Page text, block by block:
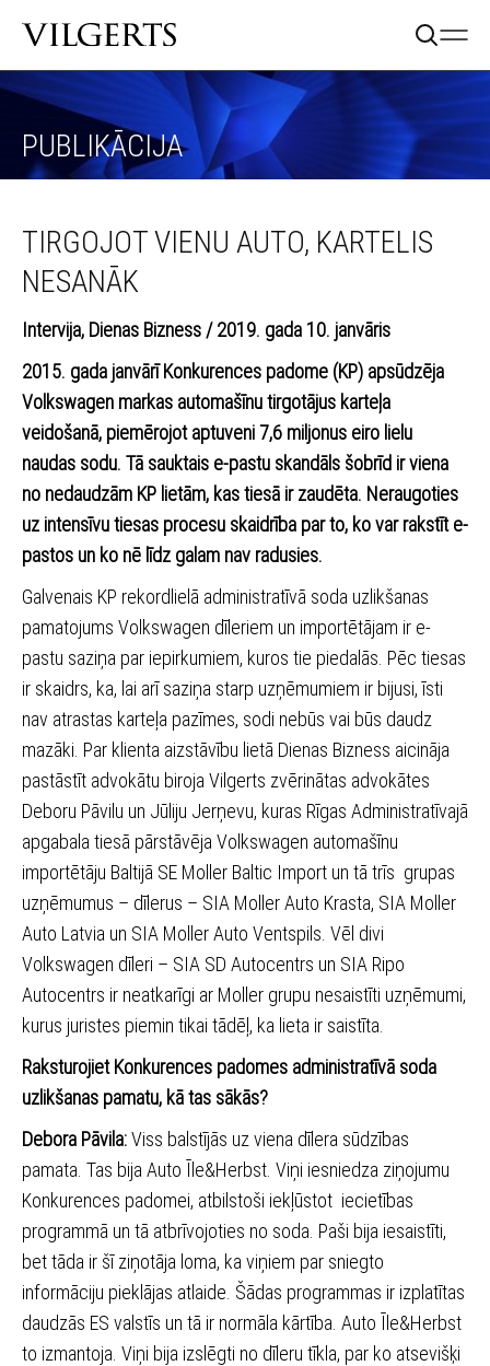
PUBLIKĀCIJA
TIRGOJOT VIENU AUTO, KARTELIS
NESANĀK
Intervija, Dienas Bizness / 2019. gada 10. janvāris
2015. gada janvārī Konkurences padome (KP) apsūdzēja
Volkswagen markas automašīnu tirgotājus karteļa
veidošanā, piemērojot aptuveni 7,6 miljonus eiro lielu
naudas sodu. Tā sauktais e-pastu skandāls šobrīd ir viena
no nedaudzām KP lietām, kas tiesā ir zaudēta. Neraugoties
uz intensīvu tiesas procesu skaidrība par to, ko var rakstīt e-
pastos un ko nē līdz galam nav radusies.
Galvenais KP rekordlielā administratīvā soda uzlikšanas
pamatojums Volkswagen dīleriem un importētājam ir e-
pastu saziņa par iepirkumiem, kuros tie piedalās. Pēc tiesas
ir skaidrs, ka, lai arī saziņa starp uzņēmumiem ir bijusi, īsti
nav atrastas karteļa pazīmes, sodi nebūs vai būs daudz
mazāki. Par klienta aizstāvību lietā Dienas Bizness aicināja
pastāstīt advokātu biroja Vilgerts zvērinātas advokātes
Deboru Pāvilu un Jūliju Jerņevu, kuras Rīgas Administratīvajā
apgabala tiesā pārstāvēja Volkswagen automašīnu
importētāju Baltijā SE Moller Baltic Import un tā trīs grupas
uzņēmumus – dīlerus – SIA Moller Auto Krasta, SIA Moller
Auto Latvia un SIA Moller Auto Ventspils. Vēl divi
Volkswagen dīleri – SIA SD Autocentrs un SIA Ripo
Autocentrs ir neatkarīgi ar Moller grupu nesaistīti uzņēmumi,
kurus juristes piemin tikai tādēļ, ka lieta ir saistīta.
Raksturojiet Konkurences padomes administratīvā soda
uzlikšanas pamatu, kā tas sākās?
Debora Pāvila:Viss balstījās uz viena dīlera sūdzības
pamata. Tas bija Auto Īle&Herbst. Viņi iesniedza ziņojumu
Konkurences padomei, atbilstoši iekļūstot iecietības
programmā un tā atbrīvojoties no soda. Paši bija iesaistīti,
bet tāda ir šī ziņotāja loma, ka viņiem par sniegto
informāciju pieklājas atlaide. Šādas programmas ir izplatītas
daudzās ES valstīs un tā ir normāla kārtība. Auto Īle&Herbst
to izmantoja. Viņi bija izslēgti no dīleru tīkla, par ko atsevišķi